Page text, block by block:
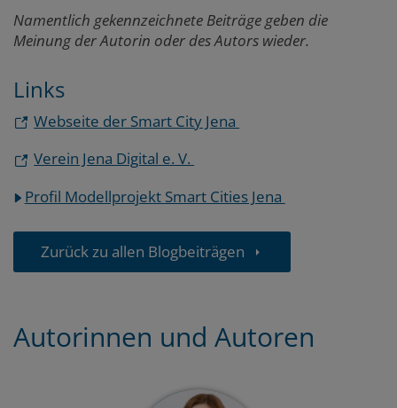
Namentlich gekennzeichnete Beiträge geben die
Meinung der Autorin oder des Autors wieder.
Links
Webseite der Smart City Jena
Verein Jena Digital e. V.
Profil Modellprojekt Smart Cities Jena
Zurück zu allen Blogbeiträgen
Autorinnen und Autoren